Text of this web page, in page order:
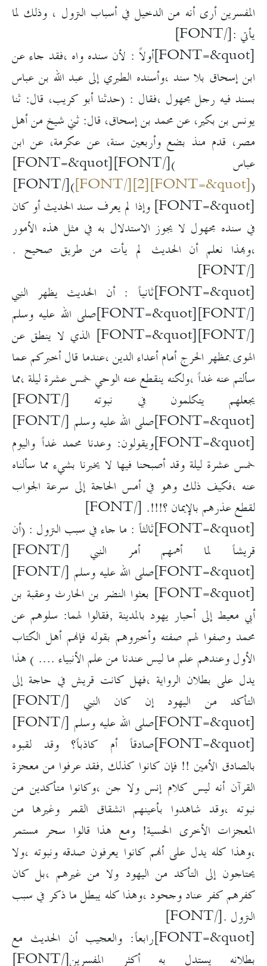
المفسرين أرى أنه من الدخيل في أسباب النزول ، وذلك لما
يأتي :[/FONT]
[FONT=&quot]أولاً : لأن سنده واه ،فقد جاء عن
ابن إسحاق بلا سند ،وأسنده الطبري إلى عبد الله بن عباس
بسند فيه رجل مجهول ،فقال : (حدثنا أبو كريب، قال: ثنا
يونس بن بكير، عن محمد بن إسحاق، قال: ثني شيخ من أهل
مصر، قدم منذ بضع وأربعين سنة، عن عكرمة، عن ابن
عباس )[/FONT]
[FONT=&quot]
(
[FONT=&quot][2][/FONT]
)[/FONT]
[FONT=&quot] وإذا لم يعرف سند الحديث أو كان
في سنده مجهول لا يجوز الاستدلال به في مثل هذه الأمور
،وبهذا نعلم أن الحديث لم يأت من طريق صحيح .
[/FONT]
[FONT=&quot]ثانياً : أن الحديث يظهر النبي
[/FONT]
[FONT=&quot]صلى الله عليه وسلم
[/FONT]
[FONT=&quot] الذي لا ينطق عن
الهوى بمظهر الحرج أمام أعداء الدين ،عندما قال أخبركم عما
سألتم عنه غداً ،ولكنه ينقطع عنه الوحي خمس عشرة ليلة ،مما
يجعلهم يتكلمون في نبوته [/FONT]
[FONT=&quot]صلى الله عليه وسلم [/FONT]
[FONT=&quot]ويقولون: وعدنا محمد غداً واليوم
خمس عشرة ليلة وقد أصبحنا فيها لا يخبرنا بشيء مما سألناه
عنه ،فكيف ذلك وهو في أمس الحاجة إلى سرعة الجواب
لقطع عذرهم بالإيمان ؟!!!. [/FONT]
[FONT=&quot]ثالثاً : ما جاء في سبب النزول : (أن
قريشاً لما أهمهم أمر النبي [/FONT]
[FONT=&quot]صلى الله عليه وسلم [/FONT]
[FONT=&quot] بعثوا النضر بن الحارث وعقبة بن
أبي معيط إلى أحبار يهود بالمدينة ,فقالوا لهما: سلوهم عن
محمد وصفوا لهم صفته وأخبروهم بقوله فإنهم أهل الكتاب
الأول وعندهم علم ما ليس عندنا من علم الأنبياء .... ) هذا
يدل على بطلان الرواية ،فهل كانت قريش في حاجة إلى
التأكد من اليهود إن كان النبي [/FONT]
[FONT=&quot]صلى الله عليه وسلم [/FONT]
[FONT=&quot]صادقاً أم كاذباً؟ وقد لقبوه
بالصادق الأمين !! فإن كانوا كذلك ,فقد عرفوا من معجزة
القرآن أنه ليس كلام إنس ولا جن ،وكانوا متأكدين من
نبوته ،وقد شاهدوا بأعينهم انشقاق القمر وغيرها من
المعجزات الأخرى الحسية! ومع هذا قالوا سحر مستمر
،وهذا كله يدل على أنهم كانوا يعرفون صدقه ونبوته ،ولا
يحتاجون إلى التأكد من اليهود ولا من غيرهم ،بل كان
كفرهم كفر عناد وجحود ،وهذا كله يبطل ما ذكر في سبب
النزول .[/FONT]
[FONT=&quot]رابعاً: والعجيب أن الحديث مع
بطلانه يستدل به أكثر المفسرين[/FONT]